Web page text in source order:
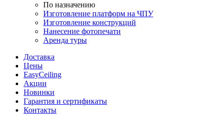
По назначению
Изготовление платформ на ЧПУ
Изготовление конструкций
Нанесение фотопечати
Аренда туры
Доставка
Цены
EasyCeiling
Акции
Новинки
Гарантия и сертификаты
Контакты